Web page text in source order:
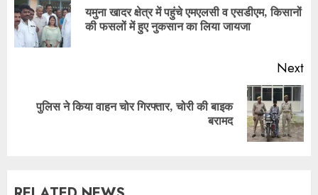
यमुना खादर क्षेत्र में पहुंचे एमएलसी व एसडीएम, किसानों
की फसलों में हुए नुकसान का लिया जायजा
Next
पुलिस ने किया वाहन चोर गिरफ्तार, चोरी की बाइक
बरामद